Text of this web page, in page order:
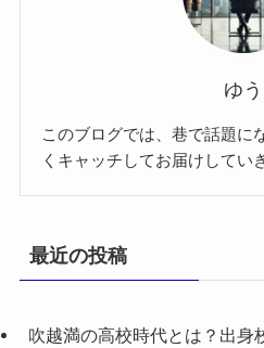
ゆう
このブログでは、巷で話題に
くキャッチしてお届けしてい
最近の投稿
吹越満の高校時代とは？出身